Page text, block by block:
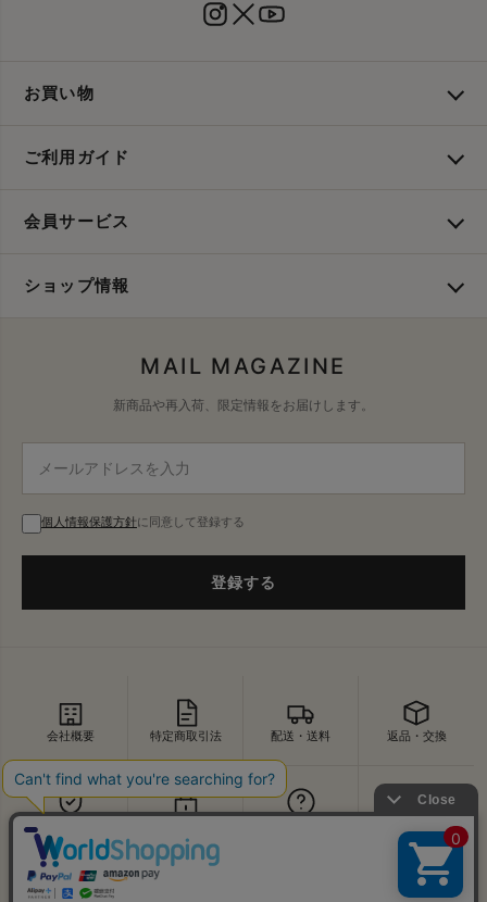
お買い物
ご利用ガイド
会員サービス
ショップ情報
MAIL MAGAZINE
新商品や再入荷、限定情報をお届けします。
個人情報保護方針に同意して登録する
登録する
会社概要 特定商取引法 配送・送料 返品・交換
セキュリティ お問い合わせ